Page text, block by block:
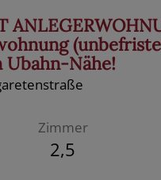
Nähe!
Zimmer
2,5